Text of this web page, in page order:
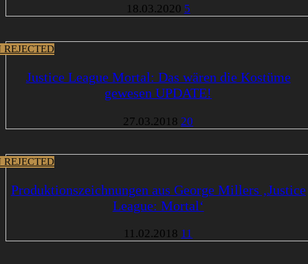
18.03.2020 5
Justice League Mortal: Das wären die Kostüme
gewesen UPDATE!
27.03.2018 20
Produktionszeichnungen aus George Millers ‚Justice
League: Mortal‘
11.02.2018 11